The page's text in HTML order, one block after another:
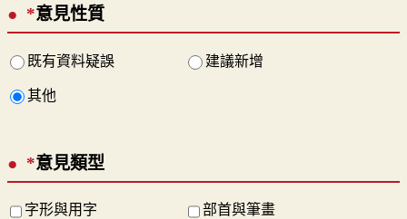
*意見性質
既有資料疑誤 建議新增
其他
*意見類型
字形與用字 部首與筆畫